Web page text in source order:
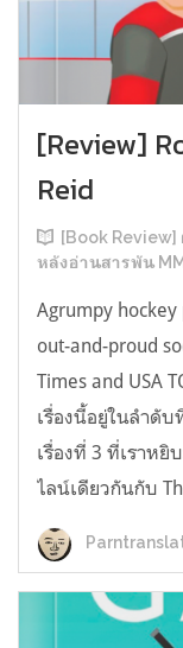
[Review]
Reid
[Book
หลังอ่านสารพัน
Agrumpy
out-and-proud
Times and USA
เรื่องนี้อยู่ในลำดั
เรื่องที่ 3 ที่เราหยิ
ไลน์เดียวกันกับ